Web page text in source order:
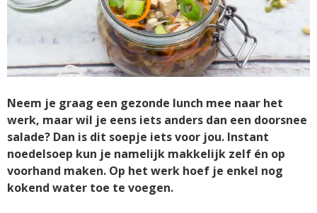
Neem je graag een gezonde lunch mee naar het
werk, maar wil je eens iets anders dan een doorsnee
salade? Dan is dit soepje iets voor jou. Instant
noedelsoep kun je namelijk makkelijk zelf én op
voorhand maken. Op het werk hoef je enkel nog
kokend water toe te voegen.